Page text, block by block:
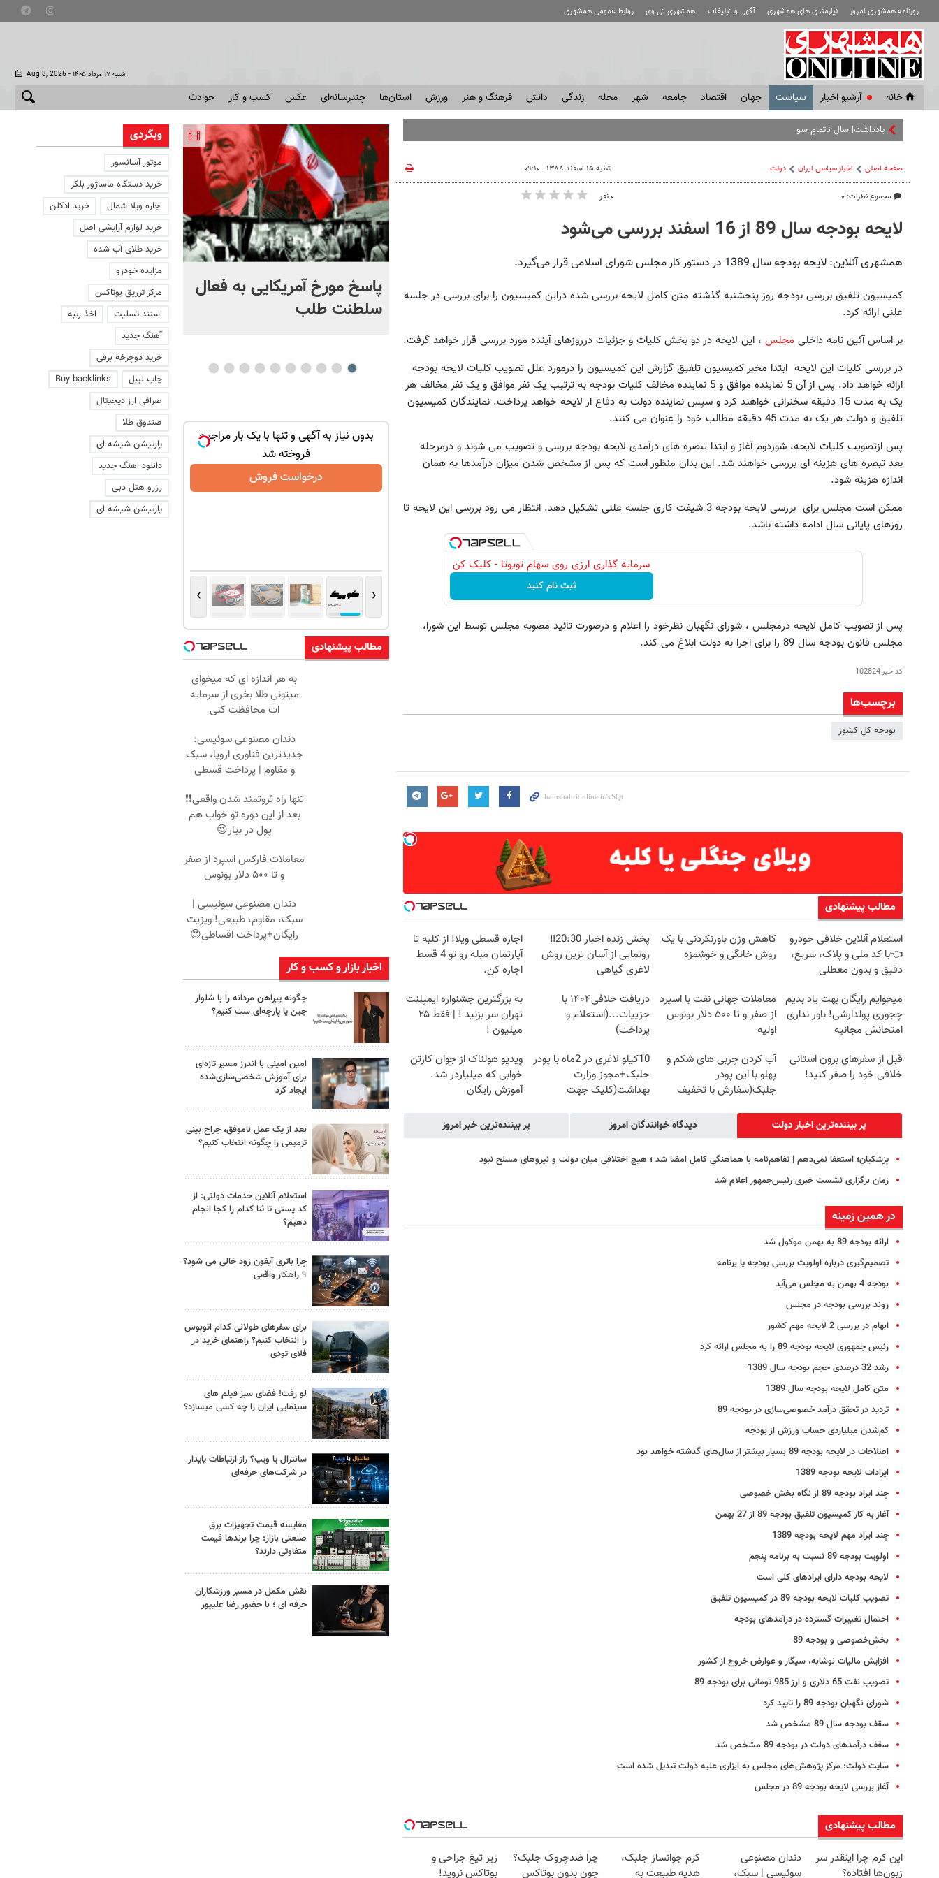
روزنامه همشهری امروز نیازمندی های همشهری آگهی و تبلیغات همشهری تی وی روابط عمومی همشهری
Aug 8, 2026 - شنبه ۱۷ مرداد ۱۴۰۵
خانه آرشیو اخبار سياست جهان اقتصاد جامعه شهر محله زندگی دانش فرهنگ و هنر ورزش استان‌ها چندرسانه‌ای عکس کسب و کار حوادث
یادداشت| سالِ ناتمامِ سوگ
صفحه اصلی اخبار سیاسی ایران دولت
مجموع نظرات: ۰
شنبه ۱۵ اسفند ۱۳۸۸ - ۰۹:۱۰
۰ نفر
لایحه بودجه سال 89 از 16 اسفند بررسی می‌شود
همشهری آنلاین: لایحه بودجه سال 1389 در دستور کار مجلس شورای اسلامی قرار می‌گیرد.
کمیسیون تلفیق بررسی بودجه روز پنجشنبه گذشته متن کامل لایحه بررسی شده دراین کمیسیون را برای بررسی در جلسه
علنی ارائه کرد.
بر اساس آئین نامه داخلی مجلس ، این لایحه در دو بخش کلیات و جزئیات درروزهای آینده مورد بررسی قرار خواهد گرفت.
در بررسی کلیات این لایحه ابتدا مخبر کمیسیون تلفیق گزارش این کمیسیون را درمورد علل تصویب کلیات لایحه بودجه
ارائه خواهد داد. پس از آن 5 نماینده موافق و 5 نماینده مخالف کلیات بودجه به ترتیب یک نفر موافق و یک نفر مخالف هر
یک به مدت 15 دقیقه سخنرانی خواهند کرد و سپس نماینده دولت به دفاع از لایحه خواهد پرداخت. نمایندگان کمیسیون
تلفیق و دولت هر یک به مدت 45 دقیقه مطالب خود را عنوان می کنند.
پس ازتصویب کلیات لایحه، شوردوم آغاز و ابتدا تبصره های درآمدی لایحه بودجه بررسی و تصویب می شوند و درمرحله
بعد تبصره های هزینه ای بررسی خواهند شد. این بدان منظور است که پس از مشخص شدن میزان درآمدها به همان
اندازه هزینه شود.
ممکن است مجلس برای بررسی لایحه بودجه 3 شیفت کاری جلسه علنی تشکیل دهد. انتظار می رود بررسی این لایحه تا
روزهای پایانی سال ادامه داشته باشد.
سرمایه گذاری ارزی روی سهام تویوتا - کلیک کن
ثبت نام کنید
پس از تصویب کامل لایحه درمجلس ، شورای نگهبان نظرخود را اعلام و درصورت تائید مصوبه مجلس توسط این شورا،
مجلس قانون بودجه سال 89 را برای اجرا به دولت ابلاغ می کند.
کد خبر102824
برچسب‌ها
بودجه کل کشور
مطالب پیشنهادی
استعلام آنلاین خلافی خودرو
👈با کد ملی و پلاک، سریع،
دقیق و بدون معطلی
کاهش وزن باورنکردنی با یک
روش خانگی و خوشمزه
پخش زنده اخبار 20:30‼️
رونمایی از آسان ترین روش
لاغری گیاهی
اجاره‌ قسطی ویلا! از کلبه تا
آپارتمان مبله رو تو 4 قسط
اجاره کن.
میخوایم رایگان بهت یاد بدیم
چجوری پولدارشی! باور نداری
امتحانش مجانیه
معاملات جهانی نفت با اسپرد
از صفر و تا ۵۰۰ دلار بونوس
اولیه
دریافت خلافی۱۴۰۴ با
جزییات...(استعلام و
پرداخت)
به بزرگترین جشنواره ایمپلنت
تهران سر بزنید ! | فقط ۲۵
میلیون !
قبل از سفرهای برون استانی
خلافی خود را صفر کنید!
آب کردن چربی های شکم و
پهلو با این پودر
جلبک(سفارش با تخفیف
10کیلو لاغری در 2ماه با پودر
جلبک+مجوز وزارت
بهداشت(کلیک جهت
ویدیو هولناک از جوان کارتن
خوابی که میلیاردر شد.
آموزش رایگان
پر بیننده‌ترین اخبار دولت دیدگاه خوانندگان امروز پر بیننده‌ترین خبر امروز
پزشکیان؛ استعفا نمی‌دهم | تفاهم‌نامه با هماهنگی کامل امضا شد ؛ هیچ اختلافی میان دولت و نیروهای مسلح نبود
زمان برگزاری نشست خبری رئیس‌جمهور اعلام شد
در همین زمینه
ارائه بودجه 89 به بهمن موکول شد
تصمیم‌گیری درباره اولویت بررسی بودجه یا برنامه
بودجه 4 بهمن به مجلس می‌آید
روند بررسی بودجه در مجلس
ابهام در بررسی 2 لایحه مهم کشور
رئیس جمهوری‌ لایحه بودجه 89 را به مجلس ارائه کرد
رشد 32 درصدی حجم بودجه سال 1389
متن کامل لایحه بودجه سال 1389
تردید در تحقق درآمد خصوصی‌سازی در بودجه 89
کم‌شدن میلیاردی حساب ورزش از بودجه
اصلاحات در لایحه بودجه 89 بسیار بیشتر از سال‌های گذشته خواهد بود
ایرادات لایحه بودجه 1389
چند ایراد بودجه 89 از نگاه بخش خصوصی
آغاز به کار کمیسیون تلفیق بودجه 89 از 27 بهمن
چند ایراد مهم لایحه بودجه 1389
اولویت بودجه 89 نسبت به برنامه پنجم
لایحه بودجه دارای ایرادهای کلی است
تصویب کلیات لایحه بودجه 89 در کمیسیون تلفیق
احتمال تغییرات گسترده در درآمدهای بودجه
بخش‌خصوصی و بودجه 89
افزایش مالیات نوشابه، سیگار و عوارض خروج از کشور
تصویب نفت 65 دلاری و ارز 985 تومانی برای بودجه 89
شورای نگهبان بودجه 89 را تایید کرد
سقف بودجه سال 89 مشخص شد
سقف درآمدهای دولت در بودجه 89 مشخص شد
سایت دولت: مرکز پژوهش‌های مجلس به ابزاری علیه دولت تبدیل شده است
آغاز بررسی لایحه بودجه 89 در مجلس
مطالب پیشنهادی
این کرم چرا اینقدر سر
زبون‌ها افتاده؟
دندان مصنوعی
سوئیسی | سبک،
کرم جوانساز جلبک،
هدیه طبیعت به
چرا ضدچروک جلبک؟
چون بدون بوتاکس
زیر تیغ جراحی و
بوتاکس نروید!
شادمهر عقیلی قطعه «گل
یاس» را بازخوانی کرد | ببینید
پاسخ مورخ آمریکایی به فعال
سلطنت طلب
با دوچرخه به مترو بروید
سریع و راحت بفروش
درخواست فروش
خالیه!45%تخفیف
شد ✅
بدون نیاز به آگهی و تنها با یک بار مراجعه
فروخته شد
درخواست فروش
‹
›
مطالب پیشنهادی
به هر اندازه ای که میخوای
میتونی طلا بخری از سرمایه
ات محافظت کنی
دندان مصنوعی سوئیسی:
جدیدترین فناوری اروپا، سبک
و مقاوم | پرداخت قسطی
تنها راه ثروتمند شدن واقعی❗❗
بعد از این دوره تو خواب هم
پول در بیار😍
معاملات فارکس اسپرد از صفر
و تا ۵۰۰ دلار بونوس
دندان مصنوعی سوئیسی |
سبک، مقاوم، طبیعی! ویزیت
رایگان+پرداخت اقساطی😍
اخبار بازار و کسب و کار
چگونه پیراهن مردانه را با شلوار
جین یا پارچه‌ای ست کنیم؟
امین امینی با اندرز مسیر تازه‌ای
برای آموزش شخصی‌سازی‌شده
ایجاد کرد
بعد از یک عمل ناموفق، جراح بینی
ترمیمی را چگونه انتخاب کنیم؟
استعلام آنلاین خدمات دولتی: از
کد پستی تا ثنا کدام را کجا انجام
دهیم؟
چرا باتری آیفون زود خالی می شود؟
۹ راهکار واقعی
برای سفرهای طولانی کدام اتوبوس
را انتخاب کنیم؟ راهنمای خرید در
فلای تودی
لو رفت! فضای سبز فیلم های
سینمایی ایران را چه کسی میسازد؟
سانترال یا ویپ؟ راز ارتباطات پایدار
در شرکت‌های حرفه‌ای
مقایسه قیمت تجهیزات برق
صنعتی بازار؛ چرا برندها قیمت
متفاوتی دارند؟
نقش مکمل در مسیر ورزشکاران
حرفه ای ؛ با حضور رضا علیپور
وبگردی
موتور آسانسور
خرید دستگاه ماساژور بلکر
اجاره ویلا شمال
خرید ادکلن
خرید لوازم آرایشی اصل
خرید طلای آب شده
مزایده خودرو
مرکز تزریق بوتاکس
استند تسلیت
اخذ رتبه
آهنگ جدید
خرید دوچرخه برقی
چاپ لیبل
Buy backlinks
صرافی ارز دیجیتال
صندوق طلا
پارتیشن شیشه ای
دانلود اهنگ جدید
رزرو هتل دبی
پارتیشن شیشه ای